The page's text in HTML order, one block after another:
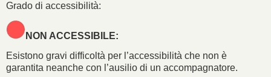
Grado di accessibilità:
NON ACCESSIBILE:
Esistono gravi difficoltà per l’accessibilità che non è
garantita neanche con l’ausilio di un accompagnatore.